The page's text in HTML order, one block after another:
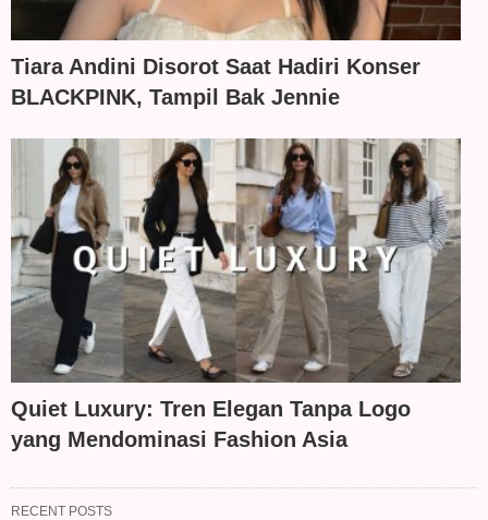
Tiara Andini Disorot Saat Hadiri Konser
BLACKPINK, Tampil Bak Jennie
Quiet Luxury: Tren Elegan Tanpa Logo
yang Mendominasi Fashion Asia
RECENT POSTS